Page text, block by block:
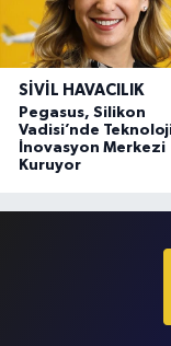
SIVIL HAVACILIK
Pegasus, Silikon
Vadisi’nde
İnovasyon Merkezi
Kuruyor